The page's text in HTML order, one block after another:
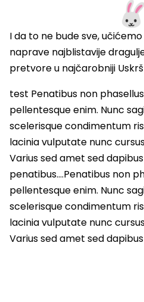
I da to ne bude sve,
naprave najblistavije
pretvore u najčarobniji
test Penatibus non
pellentesque enim. Nunc
scelerisque condimentum
lacinia vulputate nunc
Varius sed amet sed
penatibus….Penatibus non
pellentesque enim. Nunc
scelerisque condimentum
lacinia vulputate nunc
Varius sed amet sed